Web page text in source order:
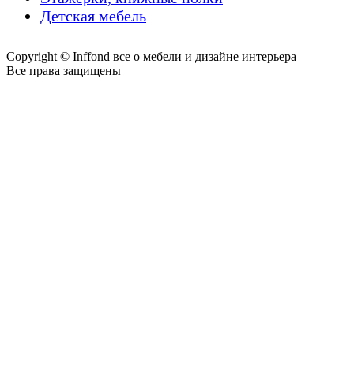
Детская мебель
Copyright © Inffond все о мебели и дизайне интерьера
Все права защищены